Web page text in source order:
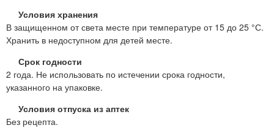
Условия хранения
В защищенном от света месте при температуре от 15 до 25 °С.
Хранить в недоступном для детей месте.
Срок годности
2 года. Не использовать по истечении срока годности,
указанного на упаковке.
Условия отпуска из аптек
Без рецепта.